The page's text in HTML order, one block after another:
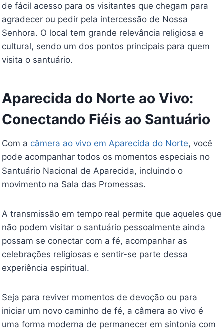
de fácil acesso para os visitantes que chegam para
agradecer ou pedir pela intercessão de Nossa
Senhora. O local tem grande relevância religiosa e
cultural, sendo um dos pontos principais para quem
visita o santuário.
Aparecida do Norte ao Vivo:
Conectando Fiéis ao Santuário
Com a câmera ao vivo em Aparecida do Norte, você
pode acompanhar todos os momentos especiais no
Santuário Nacional de Aparecida, incluindo o
movimento na Sala das Promessas.
A transmissão em tempo real permite que aqueles que
não podem visitar o santuário pessoalmente ainda
possam se conectar com a fé, acompanhar as
celebrações religiosas e sentir-se parte dessa
experiência espiritual.
Seja para reviver momentos de devoção ou para
iniciar um novo caminho de fé, a câmera ao vivo é
uma forma moderna de permanecer em sintonia com